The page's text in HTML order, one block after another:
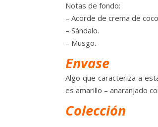
Notas de fondo:
– Acorde de crema de
– Sándalo.
– Musgo.
Envase
Algo que caracteriza a
es amarillo – anaranjado
Colección